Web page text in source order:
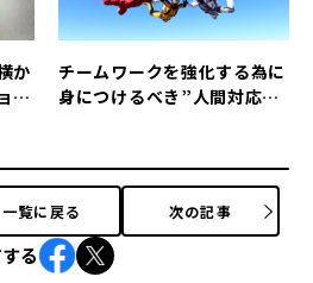
か
ン
チームワークを強化する為に
身につけるべき”人間対応
一覧に戻る 次の記事
る